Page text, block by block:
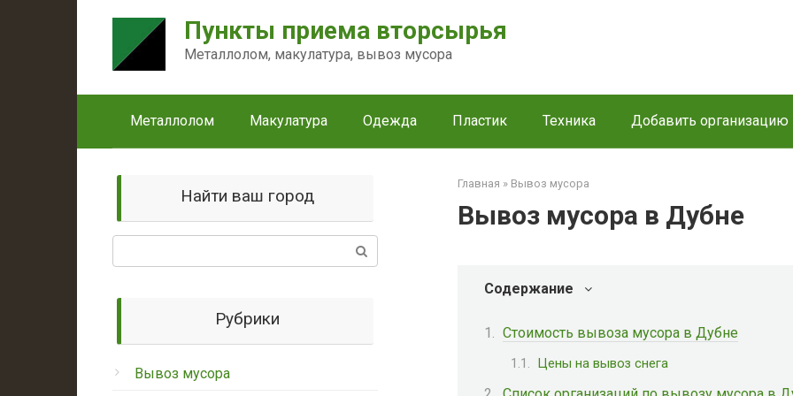
Пункты приема вторсырья
Металлолом, макулатура, вывоз мусора
Металлолом Макулатура Одежда Пластик Техника Добавить организацию
Главная » Вывоз мусора
Вывоз мусора в Дубне
Содержание
Стоимость вывоза мусора в Дубне
Цены на вывоз снега
Найти ваш город
Рубрики
Вывоз мусора